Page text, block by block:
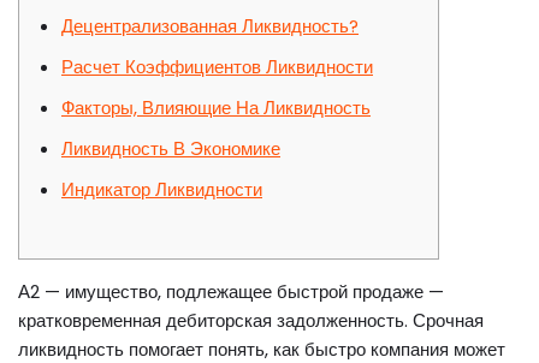
Децентрализованная Ликвидность?
Расчет Коэффициентов Ликвидности
Факторы, Влияющие На Ликвидность
Ликвидность В Экономике
Индикатор Ликвидности
А2 — имущество, подлежащее быстрой продаже —
кратковременная дебиторская задолженность. Срочная
ликвидность помогает понять, как быстро компания может